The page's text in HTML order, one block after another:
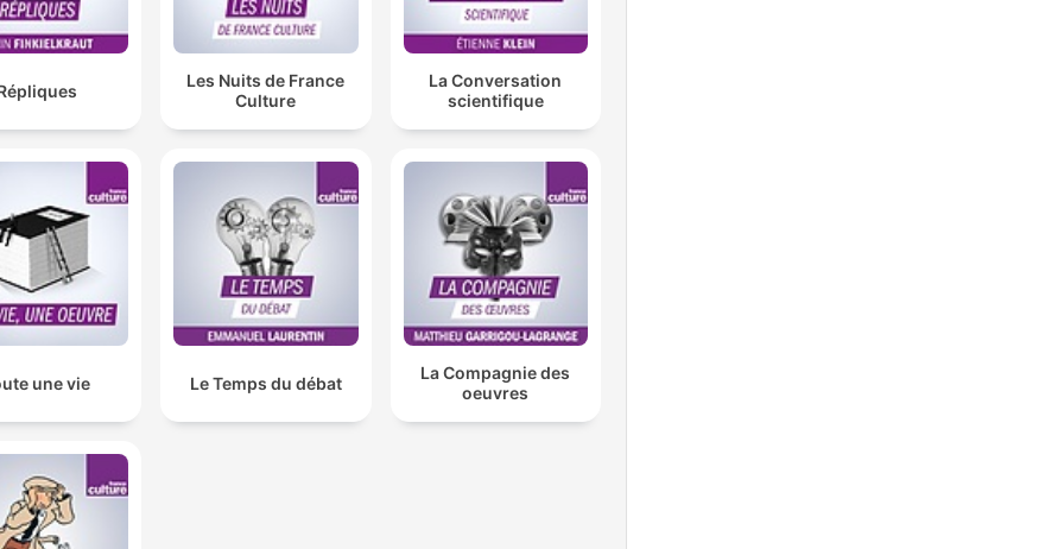
Les Nuits de France
Culture
La Conversation
scientifique
une vie Le Temps du débat
La Compagnie des
oeuvres